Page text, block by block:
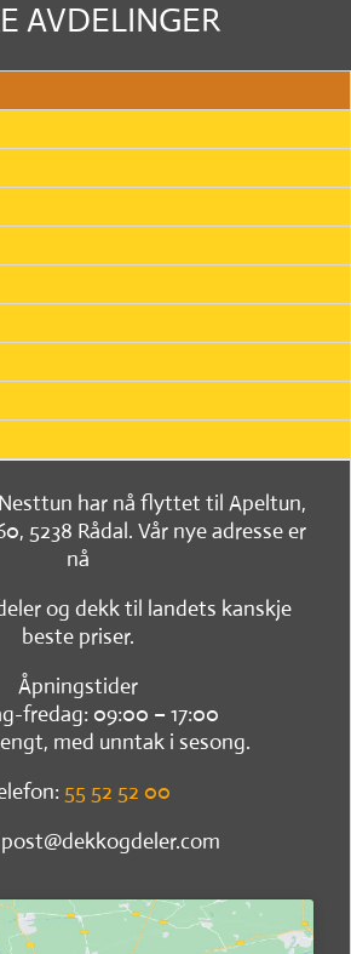
AVDELINGER
har nå flyttet til Apeltun,
5238 Rådal. Vår nye adresse er
nå
og dekk til landets kanskje
beste priser.
Åpningstider
fredag: 09:00 – 17:00
med unntak i sesong.
55 52 52 00